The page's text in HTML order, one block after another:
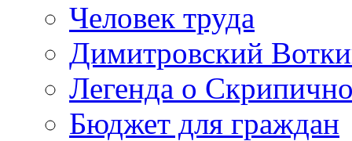
Человек труда
Димитровский
Легенда о
Бюджет для граждан